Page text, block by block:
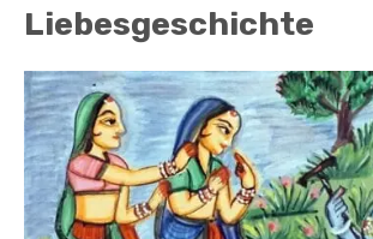
Liebesgeschichte